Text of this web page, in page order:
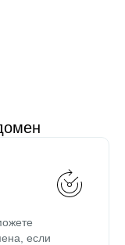
если